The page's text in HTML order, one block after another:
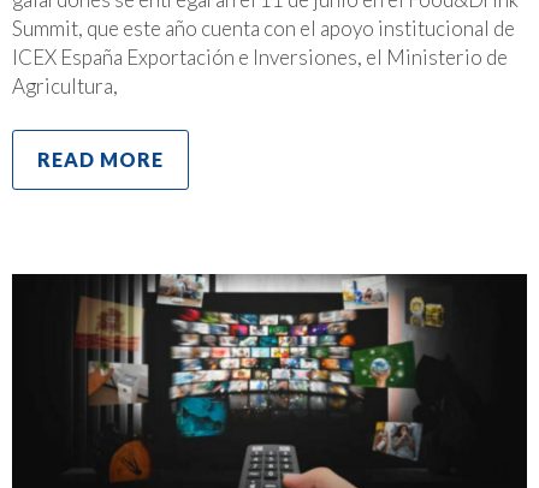
Summit, que este año cuenta con el apoyo institucional de
ICEX España Exportación e Inversiones, el Ministerio de
Agricultura,
READ MORE